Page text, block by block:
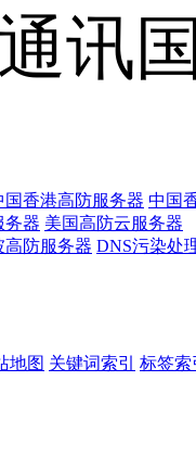
讯
国香港高防服务器 中国
务器 美国高防云服务器
高防服务器 DNS污染处
地图 关键词索引 标签索